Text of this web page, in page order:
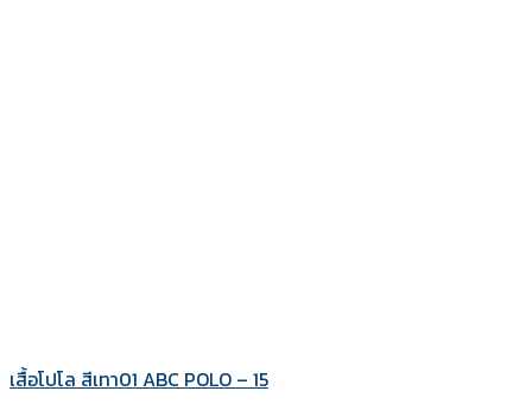
เสื้อโปโล สีเทา01 ABC POLO – 15